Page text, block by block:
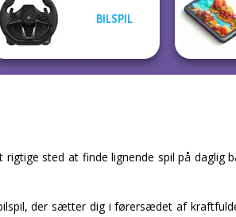
BILSPIL
sted at finde lignende spil på daglig
der sætter dig i førersædet af